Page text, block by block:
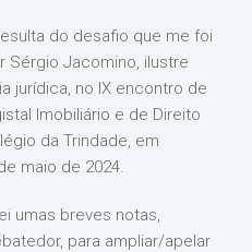
do desafio que me foi
Sérgio Jacomino, ilustre
jurídica, no IX encontro de
Imobiliário e de Direito
da Trindade, em
maio de 2024.
umas breves notas,
para ampliar/apelar